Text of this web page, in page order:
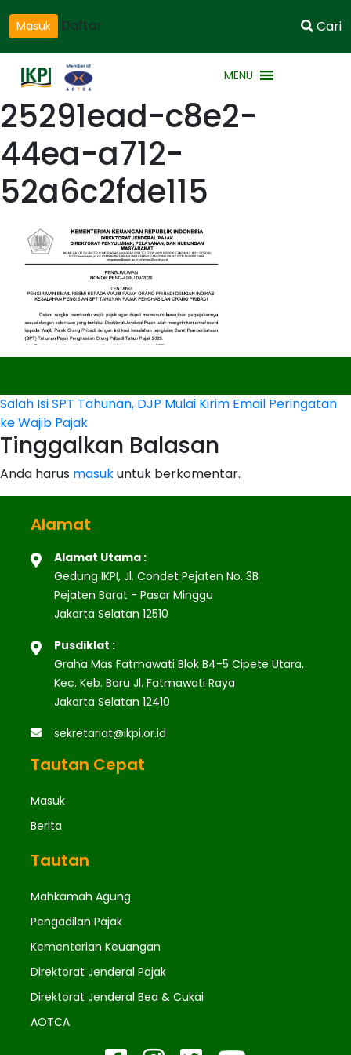
Masuk Daftar Cari
MENU
25291ead-c8e2-
44ea-a712-
52a6c2fde115
Navigasi
pos
Salah Isi SPT Tahunan, DJP Mulai Kirim Email Peringatan
ke Wajib Pajak
Tinggalkan Balasan
Anda harus masukuntuk berkomentar.
Alamat
Alamat Utama :
Gedung IKPI, Jl. Condet Pejaten No. 3B
Pejaten Barat - Pasar Minggu
Jakarta Selatan 12510
Pusdiklat :
Graha Mas Fatmawati Blok B4-5 Cipete Utara,
Kec. Keb. Baru Jl. Fatmawati Raya
Jakarta Selatan 12410
sekretariat@ikpi.or.id
Tautan Cepat
Masuk
Berita
Tautan
Mahkamah Agung
Pengadilan Pajak
Kementerian Keuangan
Direktorat Jenderal Pajak
Direktorat Jenderal Bea & Cukai
AOTCA